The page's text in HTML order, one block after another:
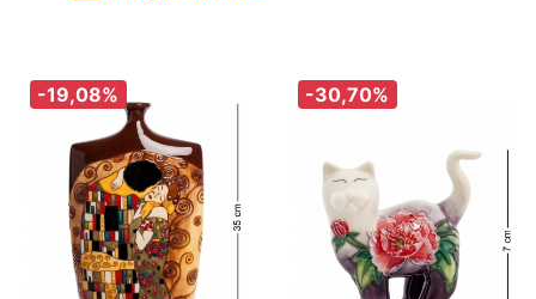
-19,08% -30,70%